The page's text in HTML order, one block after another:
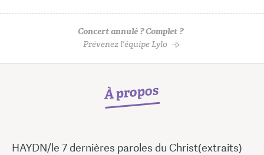
Concert annulé ? Complet ?
Prévenez l'équipe Lylo
À propos
HAYDN/le 7 dernières paroles du Christ(extraits)